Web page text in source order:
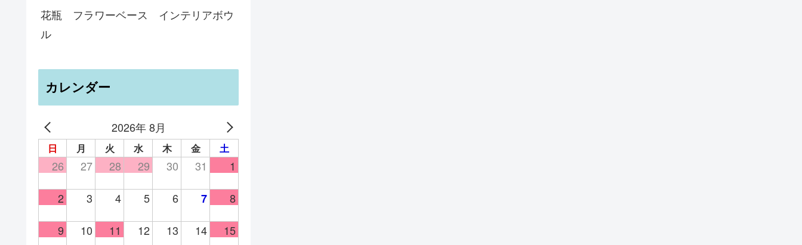
花瓶 フラワーベース インテリアボウ
ル
カレンダー
2026年 8月
日 月 火 水 木 金 土
26 27 28 29 30 31 1
2 3 4 5 6 7 8
9 10 11 12 13 14 15